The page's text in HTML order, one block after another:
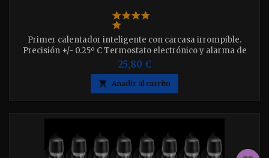
Primer calentador inteligente con carcasa irrompible.
Precisión +/- 0.25º C Termostato electrónico y alarma de
sobrecalentamiento. No quema. Disponible en 25w-50w-75w-
100w-150w-200w elija el el que desee.
25,80 €
 Añadir al carrito